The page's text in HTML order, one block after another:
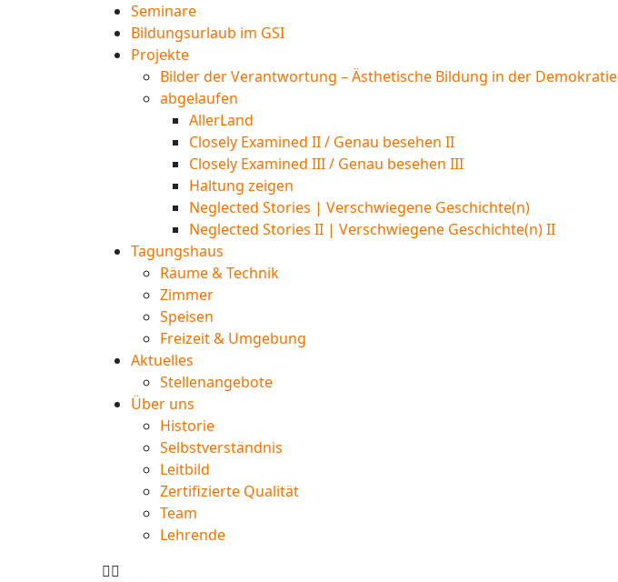
Seminare
Bildungsurlaub im GSI
Projekte
Bilder der Verantwortung – Ästhetische Bildung in der Demokratie
abgelaufen
AllerLand
Closely Examined II / Genau besehen II
Closely Examined III / Genau besehen III
Haltung zeigen
Neglected Stories | Verschwiegene Geschichte(n)
Neglected Stories II | Verschwiegene Geschichte(n) II
Tagungshaus
Räume & Technik
Zimmer
Speisen
Freizeit & Umgebung
Aktuelles
Stellenangebote
Über uns
Historie
Selbstverständnis
Leitbild
Zertifizierte Qualität
Team
Lehrende